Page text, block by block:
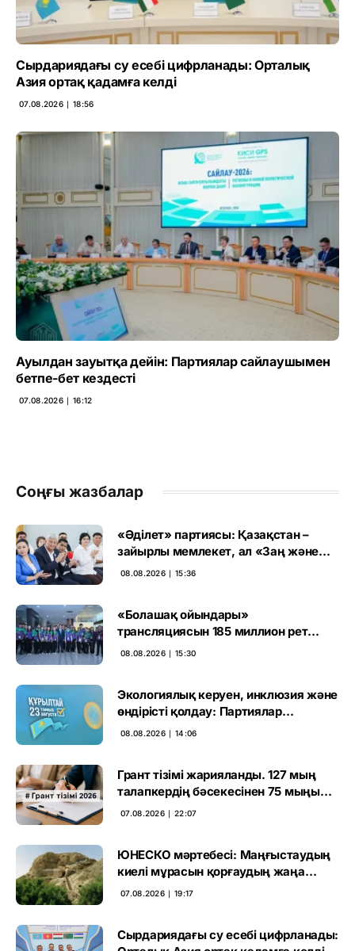
Сырдариядағы су есебі цифрланады: Орталық
Азия ортақ қадамға келді
07.08.2026 ∣ 18:56
Ауылдан зауытқа дейін: Партиялар сайлаушымен
бетпе-бет кездесті
07.08.2026 ∣ 16:12
Соңғы жазбалар
«Әділет» партиясы: Қазақстан –
зайырлы мемлекет, ал «Заң және
тәртіп» қағидаты баршаға міндетті
08.08.2026 ∣ 15:36
«Болашақ ойындары»
трансляциясын 185 миллион рет
көрген
08.08.2026 ∣ 15:30
Экологиялық керуен, инклюзия және
өндірісті қолдау: Партиялар
өңірлерде қандай мәселе көтерді
08.08.2026 ∣ 14:06
Грант тізімі жарияланды. 127 мың
талапкердің бәсекесінен 75 мыңы
өтті
07.08.2026 ∣ 22:07
ЮНЕСКО мәртебесі: Маңғыстаудың
киелі мұрасын қорғаудың жаңа
кезеңі басталды
07.08.2026 ∣ 19:17
Сырдариядағы су есебі цифрланады: